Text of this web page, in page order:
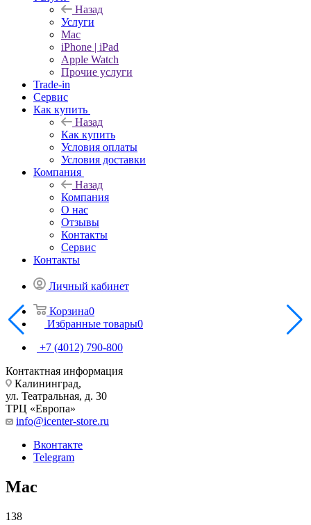
Назад
Услуги
Mac
iPhone | iPad
Apple Watch
Прочие услуги
Trade-in
Сервис
Как купить
Назад
Как купить
Условия оплаты
Условия доставки
Компания
Назад
Компания
О нас
Отзывы
Контакты
Сервис
Контакты
Личный кабинет
Корзина0
Избранные товары0
+7 (4012) 790-800
Контактная информация
Калининград,
ул. Театральная, д. 30
ТРЦ «Европа»
info@icenter-store.ru
Вконтакте
Telegram
Mac
138